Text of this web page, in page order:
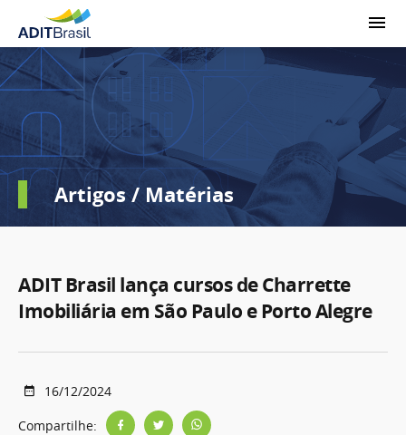
Artigos / Matérias
ADIT Brasil lança cursos de Charrette
Imobiliária em São Paulo e Porto Alegre
16/12/2024
Compartilhe: